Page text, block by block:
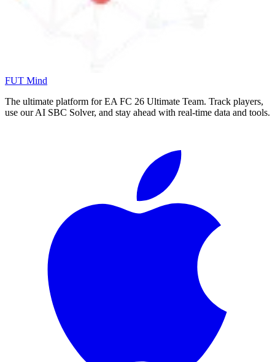
FUT Mind
The ultimate platform for EA FC 26 Ultimate Team. Track players,
use our AI SBC Solver, and stay ahead with real-time data and tools.